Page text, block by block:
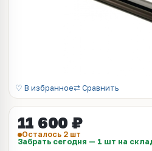
♡ В избранное⇄ Сравнить
11 600 ₽
Осталось 2 шт
Забрать сегодня — 1 шт на